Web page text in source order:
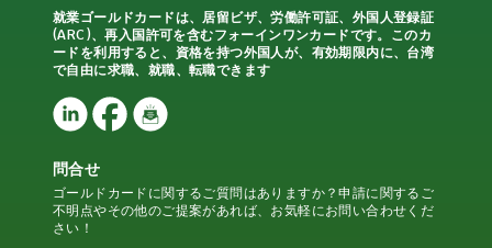
就業ゴールドカードは、居留ビザ、労働許可証、外国人登録証
(ARC)、再入国許可を含むフォーインワンカードです。このカ
ードを利用すると、資格を持つ外国人が、有効期限内に、台湾
で自由に求職、就職、転職できます
問合せ
ゴールドカードに関するご質問はありますか？申請に関するご
不明点やその他のご提案があれば、お気軽にお問い合わせくだ
さい！